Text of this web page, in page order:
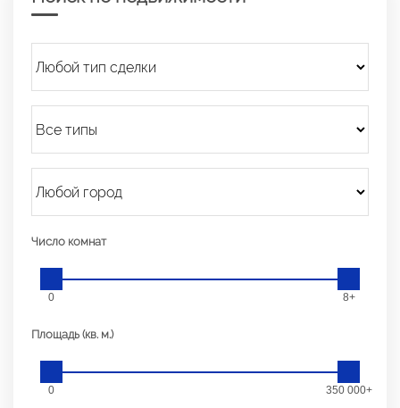
Число комнат
0 8+
Площадь (кв. м.)
0 350 000+